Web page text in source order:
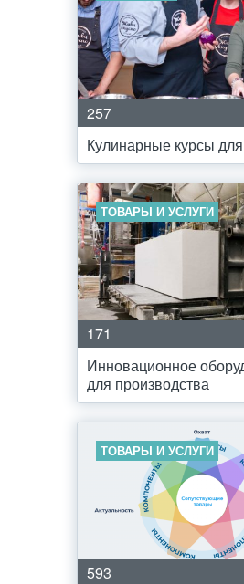
257
Кулинарные курсы
ТОВАРЫ И УСЛУГИ
171
Инновационное
для производства
ТОВАРЫ И УСЛУГИ
593